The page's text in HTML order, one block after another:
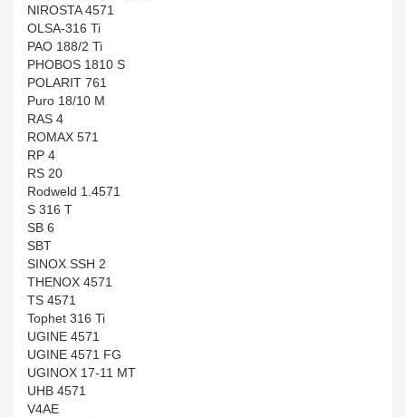
NIROSTA 4571
OLSA-316 Ti
PAO 188/2 Ti
PHOBOS 1810 S
POLARIT 761
Puro 18/10 M
RAS 4
ROMAX 571
RP 4
RS 20
Rodweld 1.4571
S 316 T
SB 6
SBT
SINOX SSH 2
THENOX 4571
TS 4571
Tophet 316 Ti
UGINE 4571
UGINE 4571 FG
UGINOX 17-11 MT
UHB 4571
V4AE